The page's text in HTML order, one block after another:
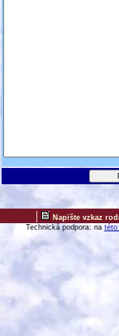
| Napište vzkaz
Technická podpora: na této